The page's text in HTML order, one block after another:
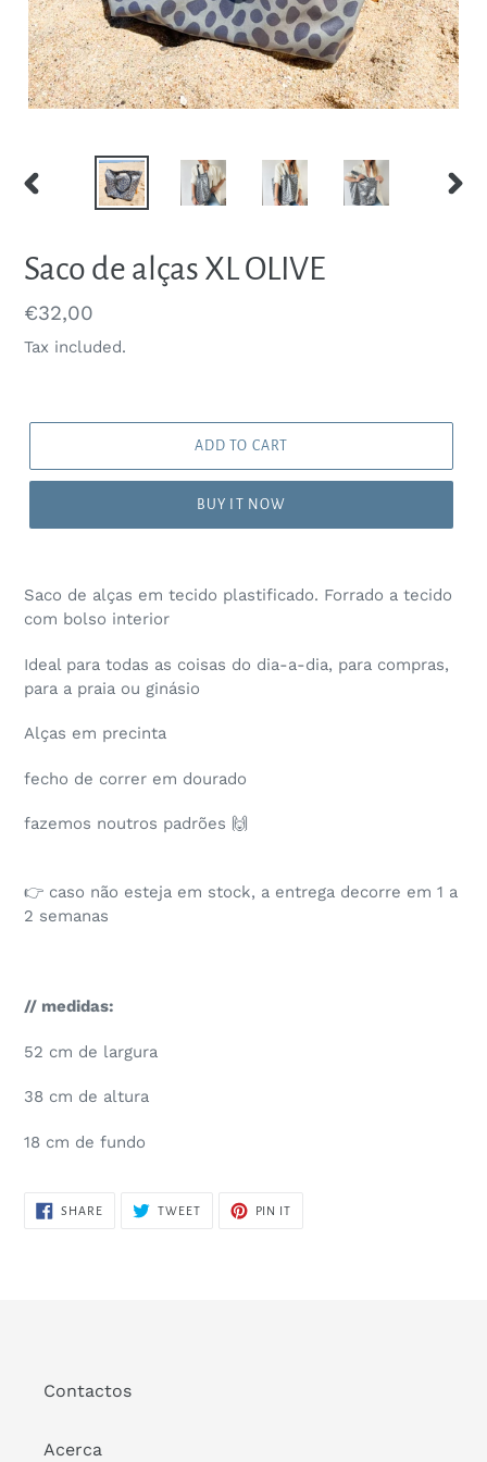
Saco de alças XL OLIVE
Regular
price
€32,00
Tax included.
ADD TO CART
BUY IT NOW
Saco de alças em tecido plastificado. Forrado a tecido
com bolso interior
Ideal para todas as coisas do dia-a-dia, para compras,
para a praia ou ginásio
Alças em precinta
fecho de correr em dourado
fazemos noutros padrões 🙌
👉 caso não esteja em stock, a entrega decorre em 1 a
2 semanas
// medidas:
52 cm de largura
38 cm de altura
18 cm de fundo
SHARESHARE
TWEETTWEET
PIN IT
Contactos
Acerca